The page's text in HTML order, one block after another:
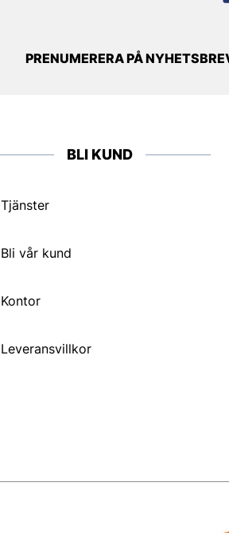
PRENUMERERA PÅ
BLI KUND
Tjänster
Bli vår kund
Kontor
Leveransvillkor